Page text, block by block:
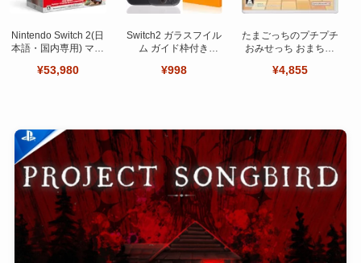
Nintendo Switch 2(日
本語・国内専用) マリ
ット
¥53,980
Switch2 ガラスフイル
ム ガイド枠付き
ット 日本旭硝子製-高
¥998
たまごっちのプチプチ
おみせっち おまちど
¥4,855